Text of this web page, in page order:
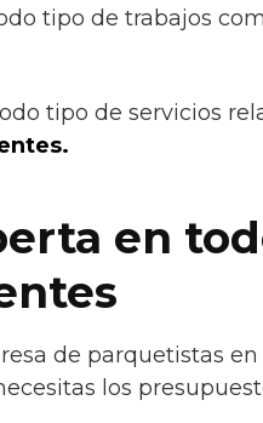
tipo de trabajos
tipo de servicios
en
de parquetistas
los